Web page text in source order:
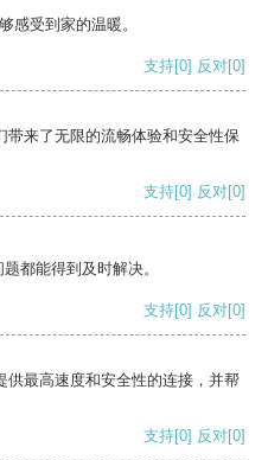
感受到家的温暖。
支持[0] 反对[0]
来了无限的流畅体验和安全性保
支持[0] 反对[0]
都能得到及时解决。
支持[0] 反对[0]
最高速度和安全性的连接，并帮
支持[0] 反对[0]